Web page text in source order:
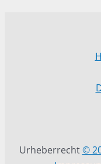
Urheberrecht©